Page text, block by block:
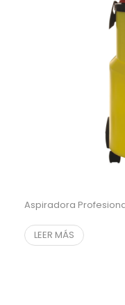
Aspiradora
LEER MÁS